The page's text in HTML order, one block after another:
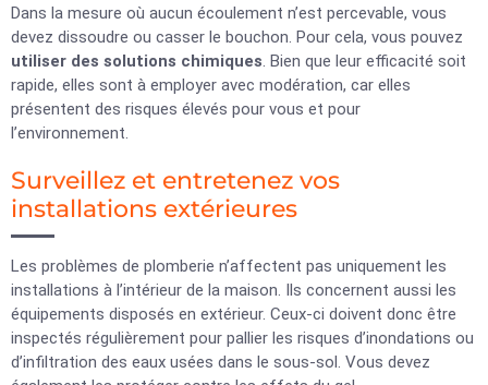
Dans la mesure où aucun écoulement n’est percevable, vous
devez dissoudre ou casser le bouchon. Pour cela, vous pouvez
utiliser des solutions chimiques. Bien que leur efficacité soit
rapide, elles sont à employer avec modération, car elles
présentent des risques élevés pour vous et pour
l’environnement.
Surveillez et entretenez vos
installations extérieures
Les problèmes de plomberie n’affectent pas uniquement les
installations à l’intérieur de la maison. Ils concernent aussi les
équipements disposés en extérieur. Ceux-ci doivent donc être
inspectés régulièrement pour pallier les risques d’inondations ou
d’infiltration des eaux usées dans le sous-sol. Vous devez